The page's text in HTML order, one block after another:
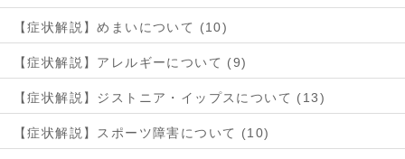
【症状解説】めまいについて (10)
【症状解説】アレルギーについて (9)
【症状解説】ジストニア・イップスについて (13)
【症状解説】スポーツ障害について (10)